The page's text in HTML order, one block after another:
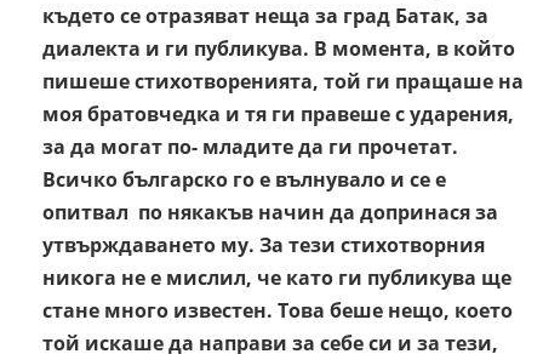
където се отразяват неща за град Батак, за
диалекта и ги публикува. В момента, в който
пишеше стихотворенията, той ги пращаше на
моя братовчедка и тя ги правеше с ударения,
за да могат по- младите да ги прочетат.
Всичко българско го е вълнувало и се е
опитвал по някакъв начин да допринася за
утвърждаването му. За тези стихотворния
никога не е мислил, че като ги публикува ще
стане много известен. Това беше нещо, което
той искаше да направи за себе си и за тези,